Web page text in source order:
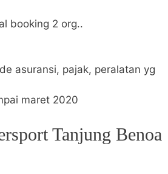
booking 2 org..
asuransi, pajak, peralatan yg
maret 2020
Tanjung Benoa